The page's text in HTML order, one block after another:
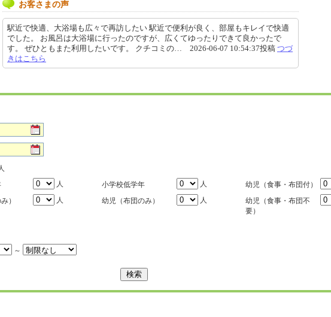
お客さまの声
駅近で快適、大浴場も広々で再訪したい 駅近で便利が良く、部屋もキレイで快適
でした。 お風呂は大浴場に行ったのですが、広くてゆったりできて良かったで
す。 ぜひともまた利用したいです。 クチコミの… 2026-06-07 10:54:37投稿 つづ
きはこちら
人 小学校低学年 人 幼児（食事・布団付）
）
人 幼児（布団のみ） 人
幼児（食事・布団不
要）
～